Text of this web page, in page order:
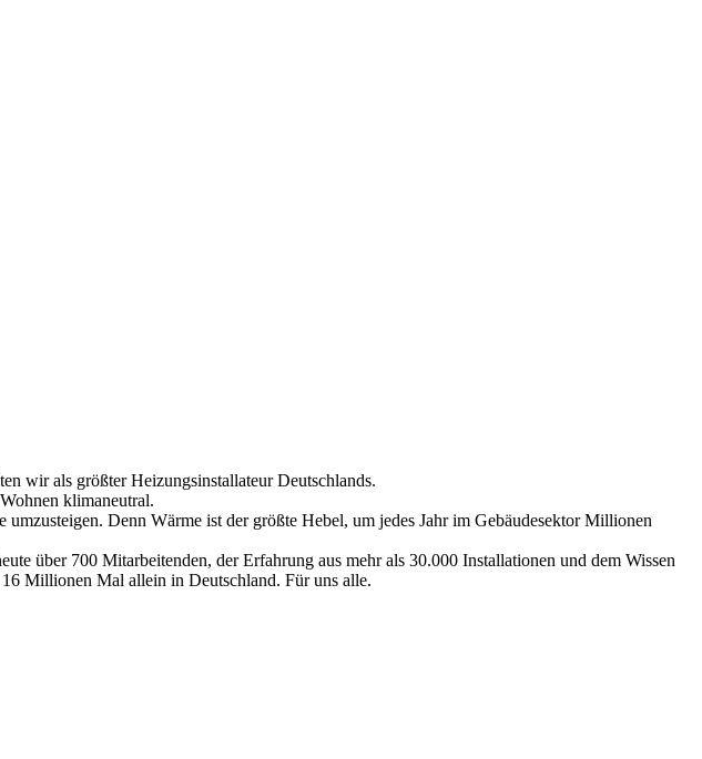
wir als größter Heizungsinstallateur Deutschlands.
klimaneutral.
Denn Wärme ist der größte Hebel, um jedes Jahr im Gebäudesektor Millionen
über 700 Mitarbeitenden, der Erfahrung aus mehr als 30.000 Installationen und dem Wissen
Millionen Mal allein in Deutschland. Für uns alle.